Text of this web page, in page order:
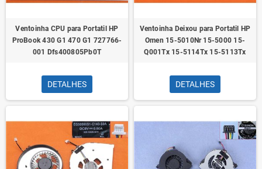
Ventoinha CPU para Portatil HP
ProBook 430 G1 470 G1 727766-
001 Dfs400805Pb0T
DETALHES
Ventoinha Deixou para Portatil HP
Omen 15-5010Nr 15-5000 15-
Q001Tx 15-5114Tx 15-5113Tx
DETALHES